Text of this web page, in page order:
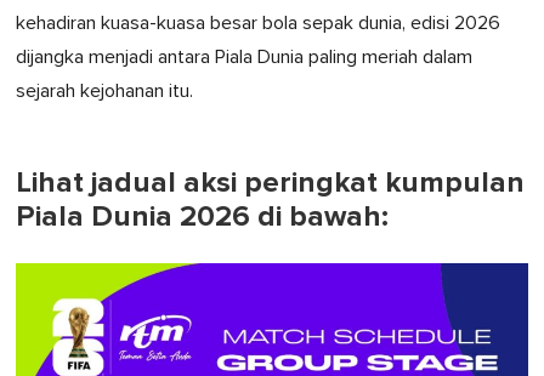
kehadiran kuasa-kuasa besar bola sepak dunia, edisi 2026
dijangka menjadi antara Piala Dunia paling meriah dalam
sejarah kejohanan itu.
Lihat jadual aksi peringkat kumpulan
Piala Dunia 2026 di bawah: